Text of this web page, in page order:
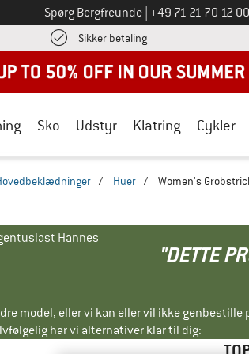
Spørg Bergfreunde Ring til os på
+49 71 21 70 12 0
Sikker betalingFind
Sko Udstyr Klatring Cykler
/ Huer / Women's
Hannes
"DETTE
model, eller vi kan eller vil ikke
har vi alternativer klar til dig: